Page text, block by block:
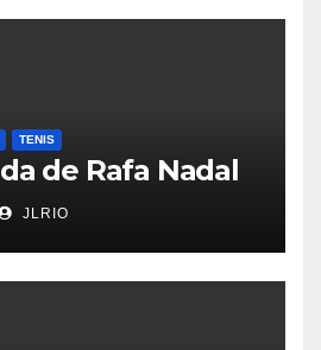
TENIS
de Rafa Nadal
JLRIO